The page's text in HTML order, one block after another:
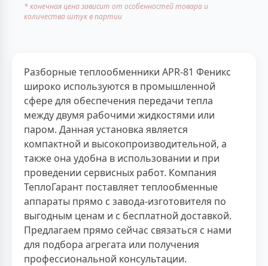
* конечная цена зависит от особенностей товара и
количества штук в партии
Разборные теплообменники APR-81 Феникс
широко используются в промышленной
сфере для обеспечения передачи тепла
между двумя рабочими жидкостями или
паром. Данная установка является
компактной и высокопроизводительной, а
также она удобна в использовании и при
проведении сервисных работ. Компания
ТеплоГарант поставляет теплообменные
аппараты прямо с завода-изготовителя по
выгодным ценам и с бесплатной доставкой.
Предлагаем прямо сейчас связаться с нами
для подбора агрегата или получения
профессиональной консультации.